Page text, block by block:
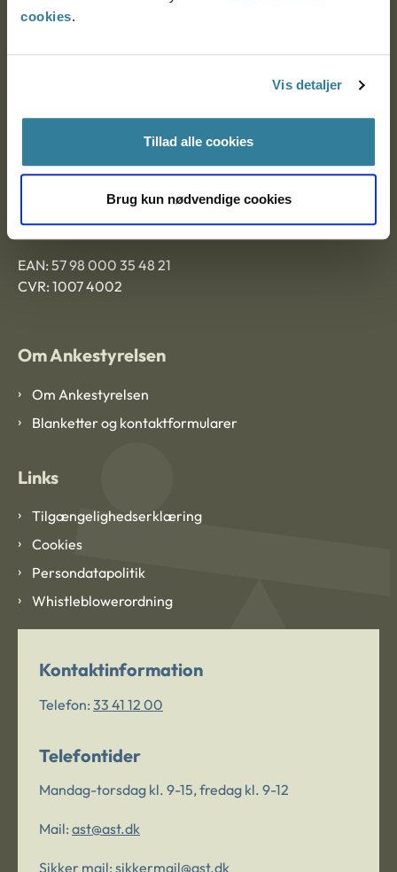
cookies.
Vis detaljer
Tillad alle cookies
Brug kun nødvendige cookies
Postadresse:
Nytorv 7, 2. sal
Ankestyrelsen Aalborg
Ankestyrelsen København
EAN: 57 98 000 35 48 21
CVR: 1007 4002
Om Ankestyrelsen
Om Ankestyrelsen
Blanketter og kontaktformularer
Links
Tilgængelighedserklæring
Cookies
Persondatapolitik
Whistleblowerordning
Kontaktinformation
Telefon: 33 41 12 00
Telefontider
Mandag-torsdag kl. 9-15, fredag kl. 9-12
Mail: ast@ast.dk
Sikker mail: sikkermail@ast.dk